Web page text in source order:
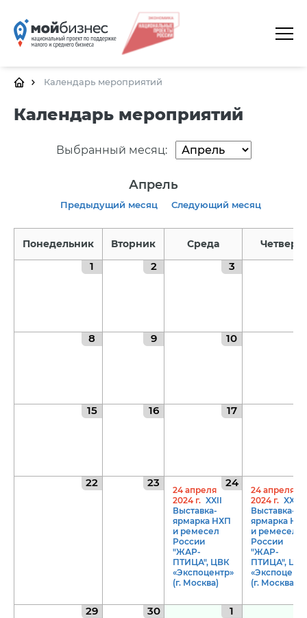
Версия для слабовидящих
ГЛАВНАЯ
О ПЛАТФОРМЕ
ДОКУМЕНТЫ
КОНТАКТЫ
Календарь мероприятий
Календарь мероприятий
Выбранный месяц:
Апрель
Предыдущий месяц Следующий месяц
Понедельник Вторник Среда Четверг
1 2 3
8 9 10
15 16 17
22 23 24
24 апреля
2024 г. XXII
Выставка-
ярмарка НХП
и ремесел
России
"ЖАР-
ПТИЦА", ЦВК
«Экспоцентр»
(г. Москва)
24 апреля
2024 г. XXII
Выставка-
ярмарка
и ремесел
России
"ЖАР-
ПТИЦА", ЦВК
(г. Москва)
29 30 1